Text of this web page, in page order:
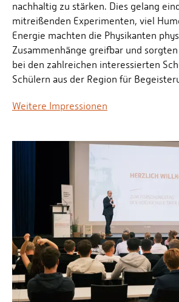
nachhaltig zu stärken. Dies gelang
mitreißenden Experimenten, viel
Energie machten die Physikanten
Zusammenhänge greifbar und
bei den zahlreichen interessierten
Schülern aus der Region für
Weitere Impressionen